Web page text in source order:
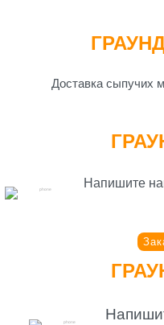
Доставка сыпучих
Напишите